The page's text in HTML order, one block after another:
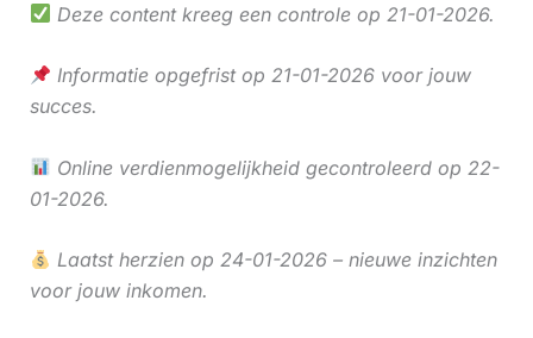
Deze content kreeg een controle op 21-01-2026.
Informatie opgefrist op 21-01-2026 voor jouw
succes.
Online verdienmogelijkheid gecontroleerd op 22-
01-2026.
Laatst herzien op 24-01-2026 – nieuwe inzichten
voor jouw inkomen.